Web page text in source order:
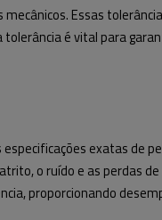
Essas
é vital para
especificações exatas de
o ruído e as perdas de
proporcionando